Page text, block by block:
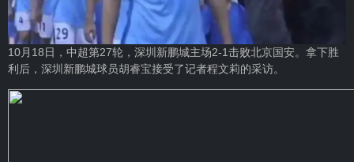
10月18日，中超第27轮，深圳新鹏城主场2-1击败北京国安。拿下胜
利后，深圳新鹏城球员胡睿宝接受了记者程文莉的采访。